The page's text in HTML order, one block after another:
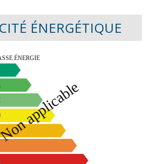
ÉNERGÉTIQUE